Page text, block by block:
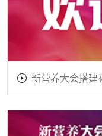
新营养大会搭建